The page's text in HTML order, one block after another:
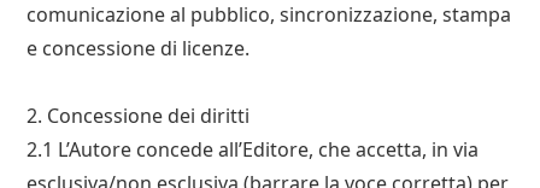
comunicazione al pubblico, sincronizzazione, stampa
e concessione di licenze.
2. Concessione dei diritti
2.1 L’Autore concede all’Editore, che accetta, in via